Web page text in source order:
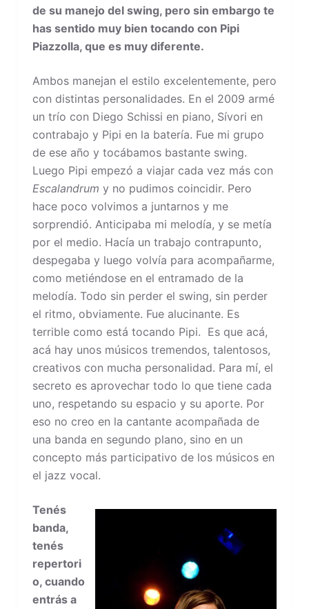
de su manejo del swing, pero sin embargo te
has sentido muy bien tocando con Pipi
Piazzolla, que es muy diferente.
Ambos manejan el estilo excelentemente, pero
con distintas personalidades. En el 2009 armé
un trío con Diego Schissi en piano, Sívori en
contrabajo y Pipi en la batería. Fue mi grupo
de ese año y tocábamos bastante swing.
Luego Pipi empezó a viajar cada vez más con
Escalandrum y no pudimos coincidir. Pero
hace poco volvimos a juntarnos y me
sorprendió. Anticipaba mi melodía, y se metía
por el medio. Hacía un trabajo contrapunto,
despegaba y luego volvía para acompañarme,
como metiéndose en el entramado de la
melodía. Todo sin perder el swing, sin perder
el ritmo, obviamente. Fue alucinante. Es
terrible como está tocando Pipi. Es que acá,
acá hay unos músicos tremendos, talentosos,
creativos con mucha personalidad. Para mí, el
secreto es aprovechar todo lo que tiene cada
uno, respetando su espacio y su aporte. Por
eso no creo en la cantante acompañada de
una banda en segundo plano, sino en un
concepto más participativo de los músicos en
el jazz vocal.
Tenés
banda,
tenés
repertori
o, cuando
entrás a